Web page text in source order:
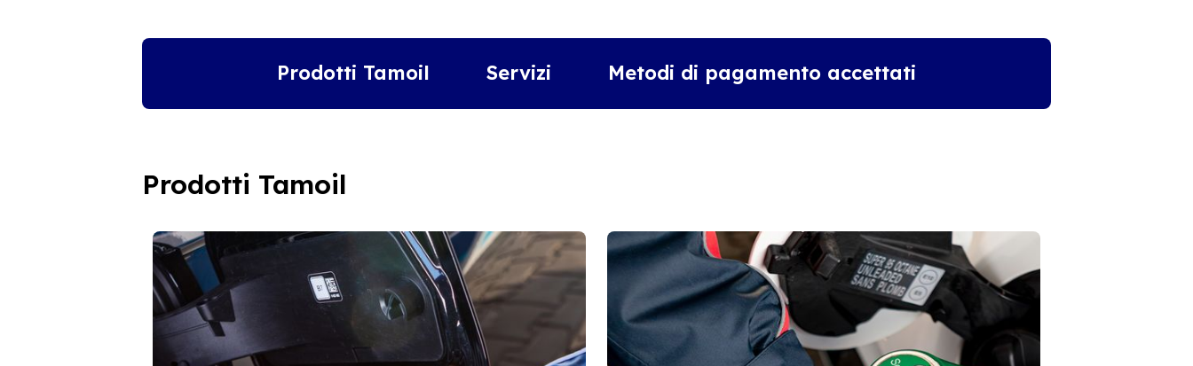
Prodotti Tamoil Servizi Metodi di pagamento accettati
Prodotti Tamoil